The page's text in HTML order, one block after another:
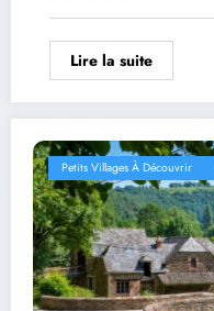
Lire la suite
Petits Villages À Découvrir